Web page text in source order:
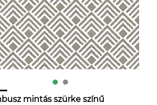
mintás szürke színű